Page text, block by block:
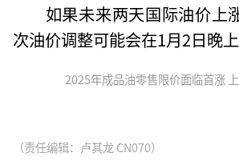
如果未来两天国际油价上
次油价调整可能会在1月2日晚上
2025年成品油零售限价面临首涨
（责任编辑：卢其龙 CN070）